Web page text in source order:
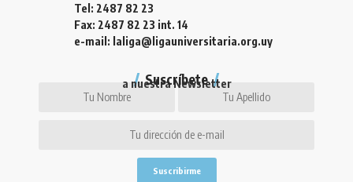
Tel: 2487 82 23
Fax: 2487 82 23 int. 14
e-mail: laliga@ligauniversitaria.org.uy
Suscríbete
a nuestra Newsletter